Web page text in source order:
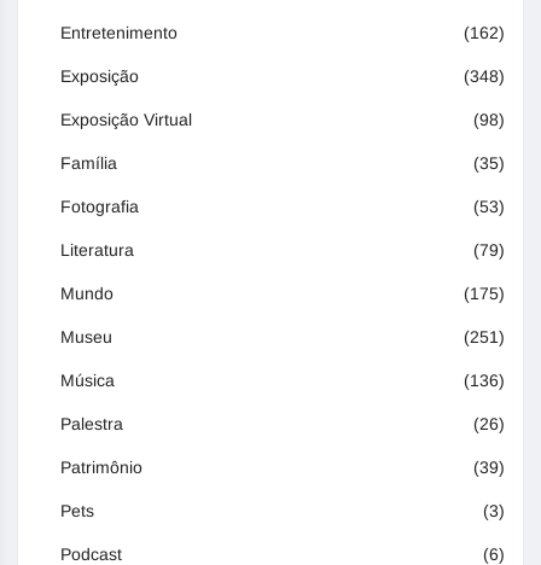
Entretenimento (162)
Exposição (348)
Exposição Virtual (98)
Família (35)
Fotografia (53)
Literatura (79)
Mundo (175)
Museu (251)
Música (136)
Palestra (26)
Patrimônio (39)
Pets (3)
Podcast (6)